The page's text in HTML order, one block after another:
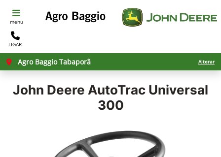
menu
LIGAR
Agro Baggio Tabaporã Alterar
John Deere AutoTrac Universal
300